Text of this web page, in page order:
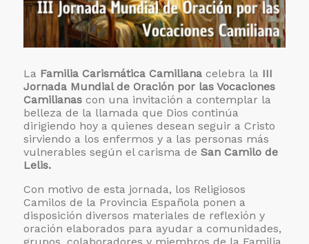
La Familia Carismática Camiliana celebra la III
Jornada Mundial de Oración por las Vocaciones
Camilianas con una invitación a contemplar la
belleza de la llamada que Dios continúa
dirigiendo hoy a quienes desean seguir a Cristo
sirviendo a los enfermos y a las personas más
vulnerables según el carisma deSan Camilo de
Lelis.
Con motivo de esta jornada, los Religiosos
Camilos de la Provincia Española ponen a
disposición diversos materiales de reflexión y
oración elaborados para ayudar a comunidades,